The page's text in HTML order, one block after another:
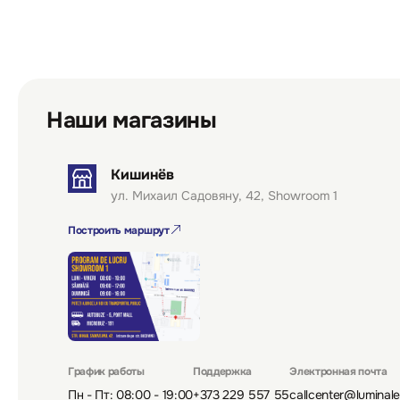
Наши магазины
Кишинёв
ул. Михаил Садовяну, 42, Showroom 1
Построить маршрут
График работы
Пн - Пт: 08:00 - 19:00
Поддержка
+373 229 557 55
Электронная почта